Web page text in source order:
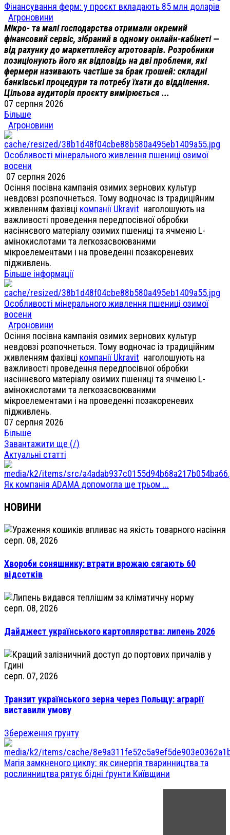
Фінансування ферм: у проєкт вкладають 85 млн доларів
Агроновини
Мікро- та малі господарства отримали окремий
фінансовий сервіс, зібраний в одному онлайн-кабінеті —
від рахунку до маркетплейсу агротоварів. Розробники
позиціонують його як відповідь на дві проблеми, які
фермери називають частіше за брак грошей: складні
банківські процедури та потребу їхати до відділення.
Цільова аудиторія проєкту вимірюється ...
07 серпня 2026
Більше
Агроновини
Особливості мінерального живлення пшениці озимої
восени
07 серпня 2026
Осіння посівна кампанія озимих зернових культур
невдовзі розпочнеться. Тому водночас із традиційним
живленням фахівці компанії Ukravit наголошують на
важливості проведення передпосівної обробки
насіннєвого матеріалу озимих пшениці та ячменю L-
амінокислотами та легкозасвоюваними
мікроелементами і на проведенні позакореневих
підживлень.
Більше інформації
Особливості мінерального живлення пшениці озимої
восени
Агроновини
Осіння посівна кампанія озимих зернових культур
невдовзі розпочнеться. Тому водночас із традиційним
живленням фахівці компанії Ukravit наголошують на
важливості проведення передпосівної обробки
насіннєвого матеріалу озимих пшениці та ячменю L-
амінокислотами та легкозасвоюваними
мікроелементами і на проведенні позакореневих
підживлень.
07 серпня 2026
Більше
Завантажити ще (/)
Актуальні статті
Як компанія ADAMA допомогла ще трьом ...
НОВИНИ
серп. 08, 2026
Хвороби соняшнику: втрати врожаю сягають 60
відсотків
серп. 08, 2026
Дайджест українського картоплярства: липень 2026
серп. 07, 2026
Транзит українського зерна через Польщу: аграрії
виставили умову
Збереження грунту
Магія замкненого циклу: як синергія тваринництва та
рослинництва рятує бідні ґрунти Київщини